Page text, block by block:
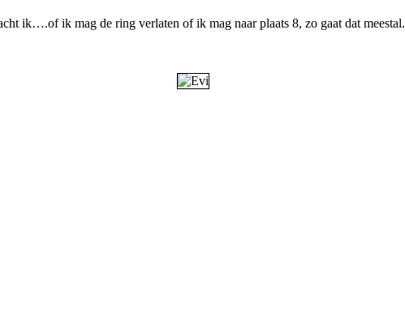
ik….of ik mag de ring verlaten of ik mag naar plaats 8, zo gaat dat